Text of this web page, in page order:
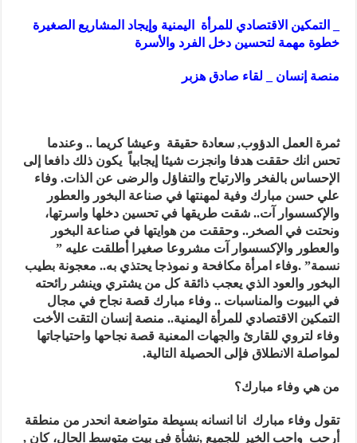
_ التمكين الاقتصادي للمرأة اليمنية وإيجاد المشاريع الصغيرة
خطوة مهمة لتحسين دخل الفرد والأسرة
منصة إنسان _ لقاء صادق هزبر
ثمرة العمل الدؤوب, سعادة حقيقة وعيشا كريما .. وعندما
تحس انك حققت هدفا وانجزت شيئا إيجابياً يكون ذلك دافعا إلى
الإحساس بالفخر والارتياح والتفاؤل والرضى عن الذات. وفاء
علي حسن مبارك وفية لمهنتها في صناعة البخور والعطور
والإكسسوار آت.. شقت طريقها في تحسين دخلها واسرتها،
ونحتت في الصخر.. وحققت من هوايتها في صناعة البخور
والعطور والإكسسوار آت مشروعا صغيرا أطلقت عليه ”
نسمة” .وفاء امرأة مكافحة و نموذجا يحتذي به.. معجونة بطيب
البخور والعود الذي يعجب ذائقة كل من يشتري وينشر رائحته
في البيوت والمناسبات .. وفاء مبارك قصة نجاح في مجال
التمكين الاقتصادي للمرأة اليمنية.. منصة إنسان التقت الأخت
وفاء لتروي للقارئ والجهات المعنية قصة نجاحها واحتياجاتها
لمواصلة الانطلاق فإلى الحصيلة التالية.
من هي وفاء مبارك؟
تقول وفاء مبارك انا انسانه بسيطة متواضعة انحدر من منطقة
أرحب واحب الخير للجميع ,نشأة في بيت متوسط الحال، كان ,